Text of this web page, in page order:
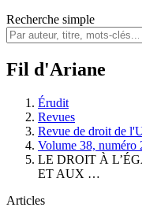
Recherche simple
Fil d'Ariane
Érudit
Revues
Revue de droit de
Volume 38, numéro
LE DROIT À
ET AUX …
Articles